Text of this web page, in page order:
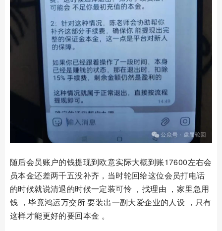
随后会员账户的钱提现到欧意实际大概到账17600左右会
员本金还差两千五没补齐，当时轮回给这位会员打电话
的时候就说清退的时候一定装可怜 ，找理由 ，家里急用
钱 ，毕竟鸿运万交所 要装出一副大爱企业的人设 ，只有
这样才能更好的要回本金 。